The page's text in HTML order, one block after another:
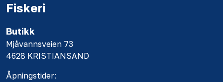
Fiskeri
Butikk
Mjåvannsveien 73
4628 KRISTIANSAND
Åpningstider: